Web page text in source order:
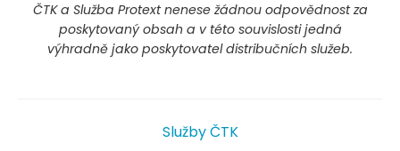
ČTK a Služba Protext nenese žádnou odpovědnost za
poskytovaný obsah a v této souvislosti jedná
výhradně jako poskytovatel distribučních služeb.
Služby ČTK